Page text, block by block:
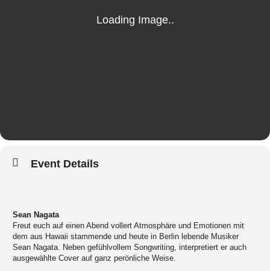
Event Details
Sean Nagata
Freut euch auf einen Abend vollert Atmosphäre und Emotionen mit
dem aus Hawaii stammende und heute in Berlin lebende Musiker
Sean Nagata. Neben gefühlvollem Songwriting, interpretiert er auch
ausgewählte Cover auf ganz perönliche Weise.